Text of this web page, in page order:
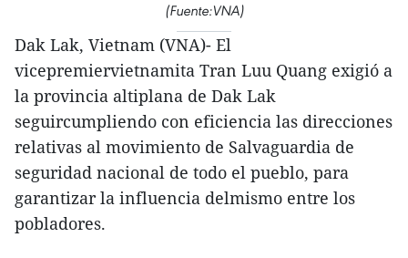
(Fuente:VNA)
Dak Lak, Vietnam (VNA)- El
vicepremiervietnamita Tran Luu Quang exigió a
la provincia altiplana de Dak Lak
seguircumpliendo con eficiencia las direcciones
relativas al movimiento de Salvaguardia de
seguridad nacional de todo el pueblo, para
garantizar la influencia delmismo entre los
pobladores.